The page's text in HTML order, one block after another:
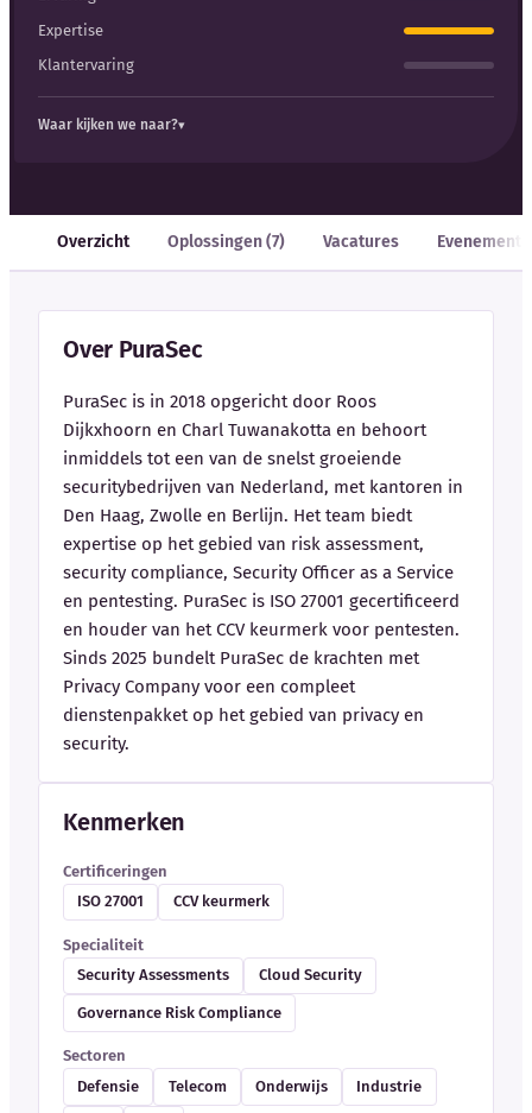
Expertise
Klantervaring
Waar kijken we naar?
Overzicht Oplossingen (7) Vacatures
Over PuraSec
PuraSec is in 2018 opgericht door Roos
Dijkxhoorn en Charl Tuwanakotta en behoort
inmiddels tot een van de snelst groeiende
securitybedrijven van Nederland, met kantoren in
Den Haag, Zwolle en Berlijn. Het team biedt
expertise op het gebied van risk assessment,
security compliance, Security Officer as a Service
en pentesting. PuraSec is ISO 27001 gecertificeerd
en houder van het CCV keurmerk voor pentesten.
Sinds 2025 bundelt PuraSec de krachten met
Privacy Company voor een compleet
dienstenpakket op het gebied van privacy en
security.
Kenmerken
Certificeringen
ISO 27001
CCV keurmerk
Specialiteit
Security Assessments
Cloud Security
Governance Risk Compliance
Sectoren
Defensie
Telecom Onderwijs Industrie